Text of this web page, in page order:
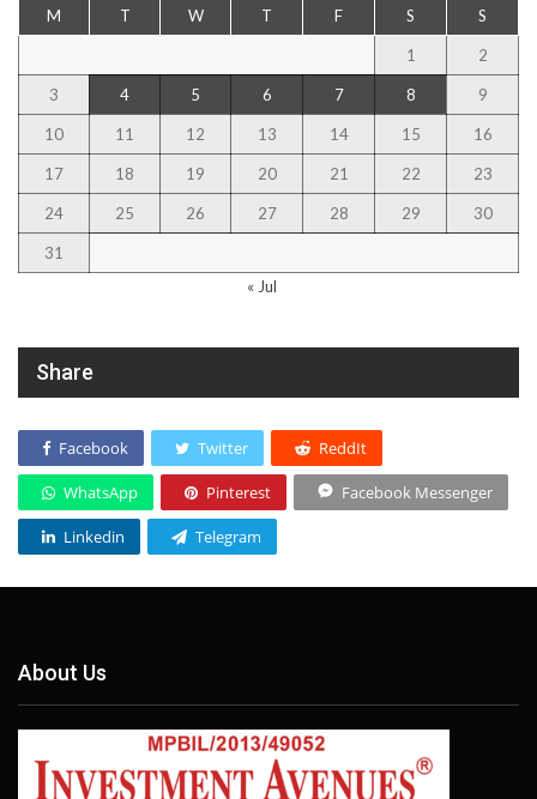
M T W T F S S
1 2
3 4 5 6 7 8 9
10 11 12 13 14 15 16
17 18 19 20 21 22 23
24 25 26 27 28 29 30
31
« Jul
Share
Facebook Twitter ReddIt
WhatsApp Pinterest Facebook Messenger
Linkedin Telegram
About Us